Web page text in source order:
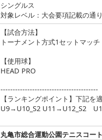
シングルス
対象レベル：大会要項記載の通
【試合方法】
トーナメント方式1セットマッ
【使用球】
HEAD PRO
----------------------------------------
【ランキングポイント】下記を
U9→U10_S2 U11→U12_S2
丸亀市総合運動公園テニスコー